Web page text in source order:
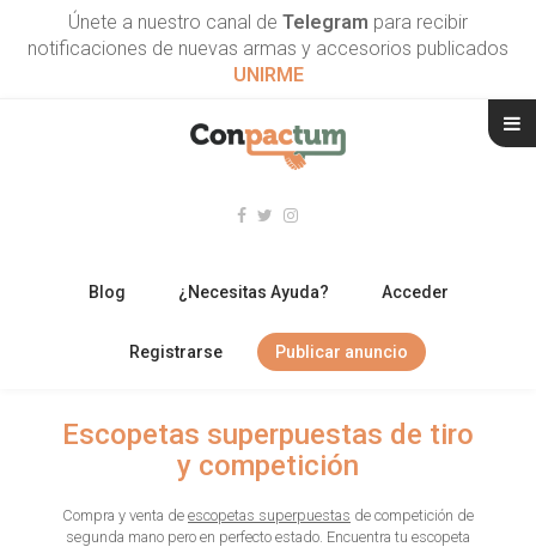
Únete a nuestro canal de Telegram para recibir
notificaciones de nuevas armas y accesorios publicados
UNIRME
Blog ¿Necesitas Ayuda? Acceder
Registrarse Publicar anuncio
ARMAS CORTAS
Escopetas superpuestas de tiro
y competición
Compra y venta de escopetas superpuestas de competición de
segunda mano pero en perfecto estado. Encuentra tu escopeta